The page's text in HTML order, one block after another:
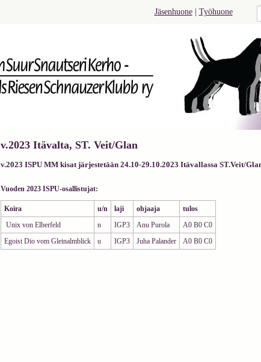
Jäsenhuone Työhuone
v.2023 Itävalta, ST. Veit/Glan
v.2023 ISPU MM kisat järjestetään 24.10-29.10.2023 Itävallassa ST.Veit/
Vuoden 2023 ISPU-osallistujat:
Koira u/n laji ohjaaja
tulos
Unix von Elberfeld
n IGP3 Anu Purola
A0 B0 C0
Egoist Dio vom Gleinalmblick
u IGP3 Juha Palander A0 B0 C0